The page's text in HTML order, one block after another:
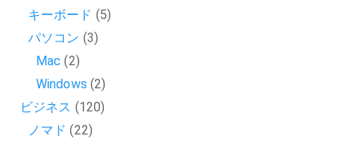
キーボード (5)
パソコン (3)
Mac (2)
Windows (2)
ビジネス (120)
ノマド (22)